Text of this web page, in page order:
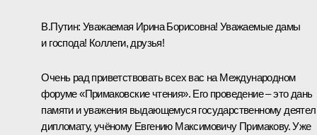
В.Путин: Уважаемая Ирина Борисовна! Уважаемые дамы
и господа! Коллеги, друзья!
Очень рад приветствовать всех вас на Международном
форуме «Примаковские чтения». Его проведение – это дань
памяти и уважения выдающемуся государственному
дипломату, учёному Евгению Максимовичу Примакову. Уже